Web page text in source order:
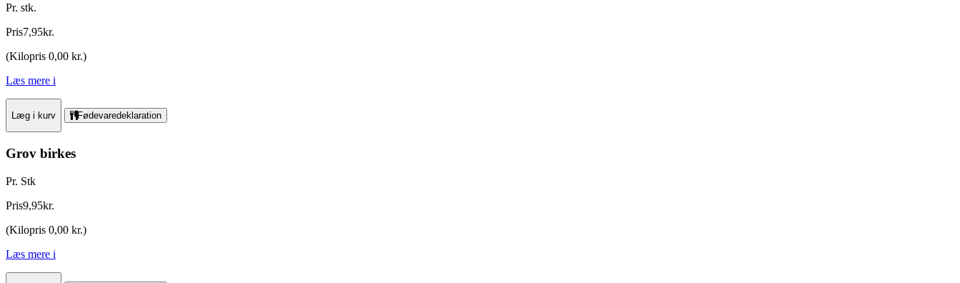
Pr. stk.
Pris7,95kr.
(Kilopris 0,00 kr.)
Læs mere i
Læg i kurv Fødevaredeklaration
Grov birkes
Pr. Stk
Pris9,95kr.
(Kilopris 0,00 kr.)
Læs mere i